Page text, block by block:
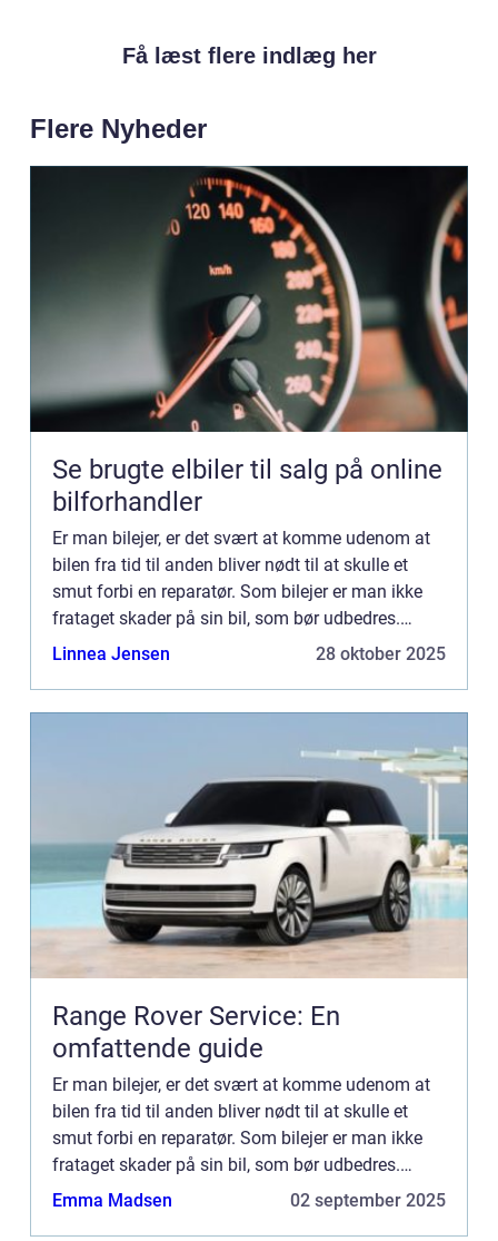
Få læst flere indlæg her
Flere Nyheder
Se brugte elbiler til salg på online
bilforhandler
Er man bilejer, er det svært at komme udenom at
bilen fra tid til anden bliver nødt til at skulle et
smut forbi en reparatør. Som bilejer er man ikke
frataget skader på sin bil, som bør udbedres.
Uanset hvilken skade ...
Linnea Jensen 28 oktober 2025
Range Rover Service: En
omfattende guide
Er man bilejer, er det svært at komme udenom at
bilen fra tid til anden bliver nødt til at skulle et
smut forbi en reparatør. Som bilejer er man ikke
frataget skader på sin bil, som bør udbedres.
Uanset hvilken skade ...
Emma Madsen 02 september 2025